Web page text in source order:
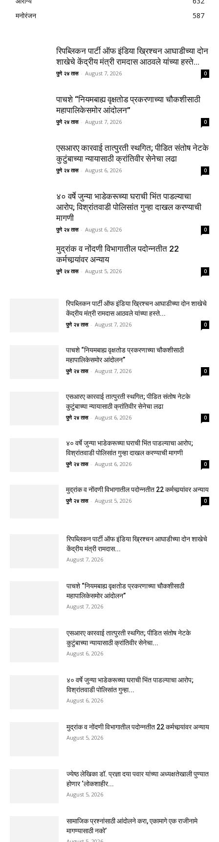
मनोरंजन
587
रिपब्लिकन पार्टी ऑफ इंडिया ख्रिश्चन आघाडीच्या दोन
शाखेचे केंद्रीय मंत्री रामदास आठवले यांच्या हस्ते...
पुणे २४ तास - August 7, 2026 0
पाचशे “नियमबाह्य वृक्षतोड प्रकरणाच्या चौकशीसाठी
महापालिकेसमोर आंदोलन”
पुणे २४ तास - August 7, 2026 0
एसआरए कारवाई तात्पुरती स्थगित; पीडित संतोष नेटके
कुटुंबाच्या न्यायासाठी क्रांतिवीर सेनेचा लढा
पुणे २४ तास - August 6, 2026 0
४० वर्षे जुन्या भाडेकरूच्या घराची भिंत पाडल्याचा
आरोप; विश्रांतवाडी पोलिसांत गुन्हा दाखल करण्याची
मागणी
पुणे २४ तास - August 6, 2026 0
मुद्रांक व नोंदणी विभागातील पदोन्नतीत 22
कर्मचार्‍यांवर अन्याय
पुणे २४ तास - August 5, 2026 0
रिपब्लिकन पार्टी ऑफ इंडिया ख्रिश्चन आघाडीच्या दोन शाखेचे
केंद्रीय मंत्री रामदास आठवले यांच्या हस्ते...
पुणे २४ तास - August 7, 2026 0
पाचशे “नियमबाह्य वृक्षतोड प्रकरणाच्या चौकशीसाठी
महापालिकेसमोर आंदोलन”
पुणे २४ तास - August 7, 2026 0
एसआरए कारवाई तात्पुरती स्थगित; पीडित संतोष नेटके
कुटुंबाच्या न्यायासाठी क्रांतिवीर सेनेचा लढा
पुणे २४ तास - August 6, 2026 0
४० वर्षे जुन्या भाडेकरूच्या घराची भिंत पाडल्याचा आरोप;
विश्रांतवाडी पोलिसांत गुन्हा दाखल करण्याची मागणी
पुणे २४ तास - August 6, 2026 0
मुद्रांक व नोंदणी विभागातील पदोन्नतीत 22 कर्मचार्‍यांवर अन्याय
पुणे २४ तास - August 5, 2026 0
रिपब्लिकन पार्टी ऑफ इंडिया ख्रिश्चन आघाडीच्या दोन शाखेचे
केंद्रीय मंत्री रामदास...
August 7, 2026
पाचशे “नियमबाह्य वृक्षतोड प्रकरणाच्या चौकशीसाठी
महापालिकेसमोर आंदोलन”
August 7, 2026
एसआरए कारवाई तात्पुरती स्थगित; पीडित संतोष नेटके
कुटुंबाच्या न्यायासाठी क्रांतिवीर सेनेचा...
August 6, 2026
४० वर्षे जुन्या भाडेकरूच्या घराची भिंत पाडल्याचा आरोप;
विश्रांतवाडी पोलिसांत गुन्हा...
August 6, 2026
मुद्रांक व नोंदणी विभागातील पदोन्नतीत 22 कर्मचार्‍यांवर अन्याय
August 5, 2026
ज्येष्ठ लेखिका डॉ. प्रज्ञा दया पवार यांच्या अध्यक्षतेखाली पुण्यात
होणार ‘लोकशाहीर...
August 5, 2026
सामाजिक प्रश्नांसाठी आंदोलने करा, एकामागे एक राजीनामे
मागण्यासाठी नको’